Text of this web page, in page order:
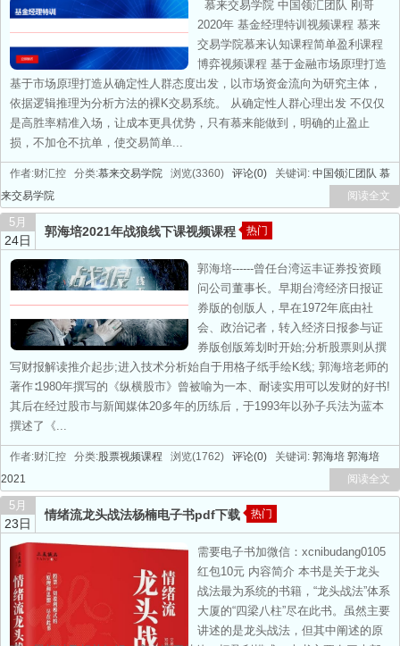
程
慕来交易学院 中国领汇团队 刚哥
2020年 基金经理特训视频课程 慕来
交易学院慕来认知课程简单盈利课程
博弈视频课程 基于金融市场原理打造
基于市场原理打造从确定性人群态度出发，以市场资金流向为研究主体，
依据逻辑推理为分析方法的裸K交易系统。 从确定性人群心理出发 不仅仅
是高胜率精准入场，让成本更具优势，只有慕来能做到，明确的止盈止
损，不加仓不抗单，使交易简单...
作者:财汇控 分类:慕来交易学院 浏览(3360) 评论(0) 关键词: 中国领汇团队 慕
来交易学院
阅读全文
5月
24日
郭海培2021年战狼线下课视频课程 热门
郭海培------曾任台湾运丰证券投资顾
问公司董事长。早期台湾经济日报证
券版的创版人，早在1972年底由社
会、政治记者，转入经济日报参与证
券版创版筹划时开始;分析股票则从撰
写财报解读推介起步;进入技术分析始自于用格子纸手绘K线; 郭海培老师的
著作∶1980年撰写的《纵横股市》曾被喻为一本、耐读实用可以发财的好书!
其后在经过股市与新闻媒体20多年的历练后，于1993年以孙子兵法为蓝本
撰述了《...
作者:财汇控 分类:股票视频课程 浏览(1762) 评论(0) 关键词: 郭海培 郭海培
2021
阅读全文
5月
23日
情绪流龙头战法杨楠电子书pdf下载 热门
需要电子书加微信：xcnibudang0105
红包10元 内容简介 本书是关于龙头
战法最为系统的书籍，“龙头战法”体系
大厦的“四梁八柱”尽在此书。虽然主要
讲述的是龙头战法，但其中阐述的原